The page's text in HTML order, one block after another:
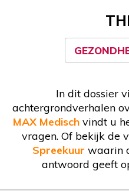
In dit dossier
achtergrondverhalen
MAX Medisch vindt u
vragen. Of bekijk de
Spreekuur waarin
antwoord geeft